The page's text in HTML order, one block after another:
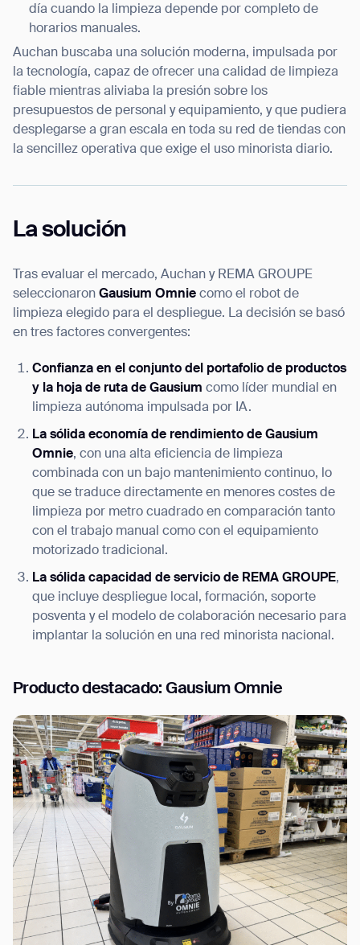
día cuando la limpieza depende por completo de
horarios manuales.
Auchan buscaba una solución moderna, impulsada por
la tecnología, capaz de ofrecer una calidad de limpieza
fiable mientras aliviaba la presión sobre los
presupuestos de personal y equipamiento, y que pudiera
desplegarse a gran escala en toda su red de tiendas con
la sencillez operativa que exige el uso minorista diario.
La solución
Tras evaluar el mercado, Auchan y REMA GROUPE
seleccionaron Gausium Omnie como el robot de
limpieza elegido para el despliegue. La decisión se basó
en tres factores convergentes:
Confianza en el conjunto del portafolio de productos
y la hoja de ruta de Gausium como líder mundial en
limpieza autónoma impulsada por IA.
La sólida economía de rendimiento de Gausium
Omnie, con una alta eficiencia de limpieza
combinada con un bajo mantenimiento continuo, lo
que se traduce directamente en menores costes de
limpieza por metro cuadrado en comparación tanto
con el trabajo manual como con el equipamiento
motorizado tradicional.
La sólida capacidad de servicio de REMA GROUPE,
que incluye despliegue local, formación, soporte
posventa y el modelo de colaboración necesario para
implantar la solución en una red minorista nacional.
Producto destacado: Gausium Omnie